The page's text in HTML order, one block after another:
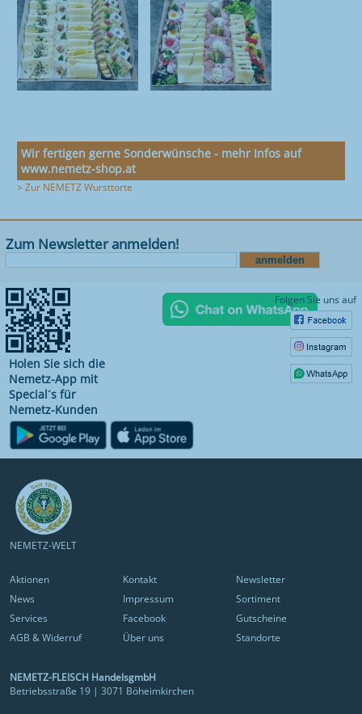
Wir fertigen gerne Sonderwünsche - mehr Infos auf
www.nemetz-shop.at
> Zur NEMETZ Wursttorte
Zum Newsletter anmelden!
Holen Sie sich die
Nemetz-App mit
Special´s für
Nemetz-Kunden
Folgen Sie uns auf
NEMETZ-WELT
Aktionen Kontakt
Newsletter
News
Impressum
Sortiment
Services
Facebook
Gutscheine
AGB & Widerruf
Über uns Standorte
NEMETZ-FLEISCH HandelsgmbH
Betriebsstraße 19 | 3071 Böheimkirchen